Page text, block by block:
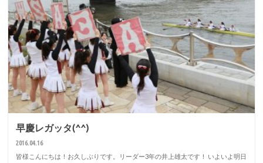
早慶レガッタ(^^)
2016.04.16
皆様こんにちは！お久しぶりです。リーダー3年の井上雄太です！ いよいよ明日